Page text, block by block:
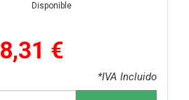
Disponible
8,31 €
*IVA Incluido